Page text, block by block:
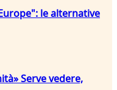
le alternative
Serve vedere,